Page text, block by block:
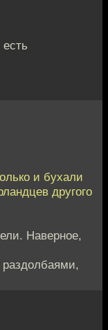
и бухали
другого
Наверное,